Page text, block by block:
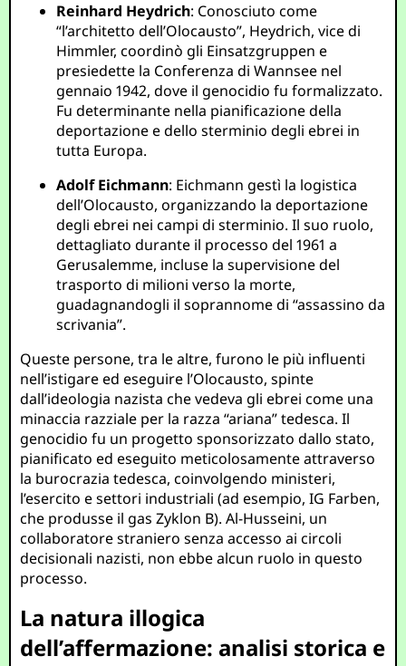
Reinhard Heydrich: Conosciuto come
“l’architetto dell’Olocausto”, Heydrich, vice di
Himmler, coordinò gli Einsatzgruppen e
presiedette la Conferenza di Wannsee nel
gennaio 1942, dove il genocidio fu formalizzato.
Fu determinante nella pianificazione della
deportazione e dello sterminio degli ebrei in
tutta Europa.
Adolf Eichmann: Eichmann gestì la logistica
dell’Olocausto, organizzando la deportazione
degli ebrei nei campi di sterminio. Il suo ruolo,
dettagliato durante il processo del 1961 a
Gerusalemme, incluse la supervisione del
trasporto di milioni verso la morte,
guadagnandogli il soprannome di “assassino da
scrivania”.
Queste persone, tra le altre, furono le più influenti
nell’istigare ed eseguire l’Olocausto, spinte
dall’ideologia nazista che vedeva gli ebrei come una
minaccia razziale per la razza “ariana” tedesca. Il
genocidio fu un progetto sponsorizzato dallo stato,
pianificato ed eseguito meticolosamente attraverso
la burocrazia tedesca, coinvolgendo ministeri,
l’esercito e settori industriali (ad esempio, IG Farben,
che produsse il gas Zyklon B). Al-Husseini, un
collaboratore straniero senza accesso ai circoli
decisionali nazisti, non ebbe alcun ruolo in questo
processo.
La natura illogica
dell’affermazione: analisi storica e